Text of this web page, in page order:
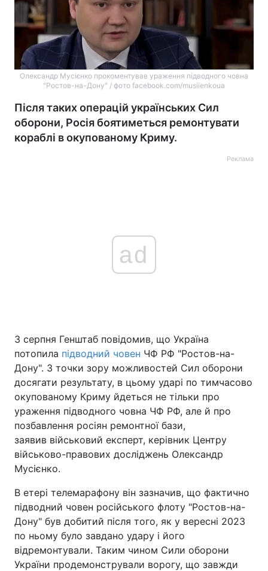
Олександр Мусієнко прокоментував ураження підводного човна
"Ростов-на-Дону" / фото facebook.com/musiienkoua
Після таких операцій українських Сил
оборони, Росія боятиметься ремонтувати
кораблі в окупованому Криму.
Реклама
ad
3 серпня Генштаб повідомив, що Україна
потопила підводний човен ЧФ РФ "Ростов-на-
Дону". З точки зору можливостей Сил оборони
досягати результату, в цьому ударі по тимчасово
окупованому Криму йдеться не тільки про
ураження підводного човна ЧФ РФ, але й про
позбавлення росіян ремонтної бази,
заявив військовий експерт, керівник Центру
військово-правових досліджень Олександр
Мусієнко.
В етері телемарафону він зазначив, що фактично
підводний човен російського флоту "Ростов-на-
Дону" був добитий після того, як у вересні 2023
по ньому було завдано удару і його
відремонтували. Таким чином Сили оборони
України продемонстрували ворогу, що завжди